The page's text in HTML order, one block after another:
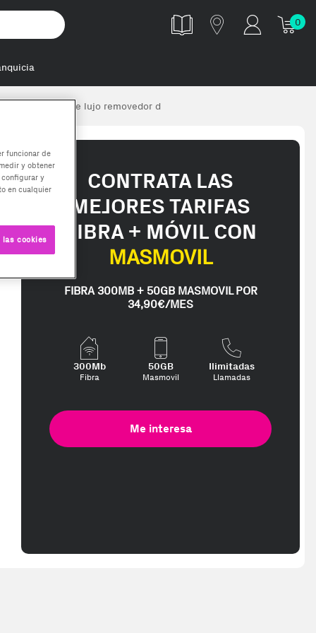
0
multifunción de lujo removedor d
CONTRATA LAS
MEJORES TARIFAS
FIBRA + MÓVIL CON
MASMOVIL
FIBRA 300MB + 50GB MASMOVIL POR
34,90€/MES
300Mb
Fibra
50GB
Masmovil
Ilimitadas
Llamadas
Me interesa
funcionar de
y obtener
y
en cualquier
cookies